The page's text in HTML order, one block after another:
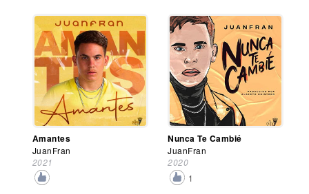
Amantes
JuanFran
2021
Nunca Te Cambié
JuanFran
2020
1